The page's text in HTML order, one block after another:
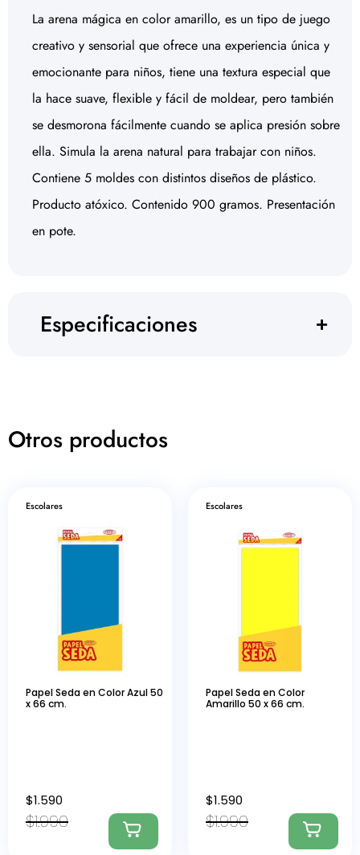
La arena mágica en color amarillo, es un tipo de juego
creativo y sensorial que ofrece una experiencia única y
emocionante para niños, tiene una textura especial que
la hace suave, flexible y fácil de moldear, pero también
se desmorona fácilmente cuando se aplica presión sobre
ella. Simula la arena natural para trabajar con niños.
Contiene 5 moldes con distintos diseños de plástico.
Producto atóxico. Contenido 900 gramos. Presentación
en pote.
Especificaciones
Otros productos
Escolares
Papel Seda en Color Azul 50
x 66 cm.
$1.990
$1.590
Escolares
Papel Seda en Color
Amarillo 50 x 66 cm.
$1.990
$1.590